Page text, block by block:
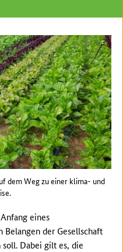
dem Weg zu einer klima- und
eines
Belangen der Gesellschaft
Dabei gilt es, die